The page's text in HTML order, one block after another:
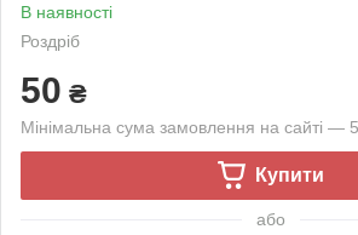
В наявності
Роздріб
50 ₴
Мінімальна сума замовлення на сайті —
Купити
або